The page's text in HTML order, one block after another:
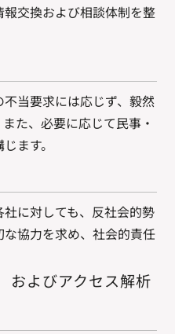
交換および相談体制を整
当要求には応じず、毅然
た、必要に応じて民事・
ます。
に対しても、反社会的勢
協力を求め、社会的責任
およびアクセス解析